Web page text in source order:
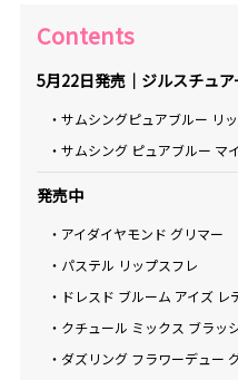
Contents
5月22日発売｜ジルスチュア
・サムシングピュアブルー リ
・サムシング ピュアブルー マ
発売中
・アイダイヤモンド グリマー
・パステル リップスフレ
・ドレスド ブルーム アイズ レ
・クチュール ミックス ブラッ
・ダズリング フラワーデュー